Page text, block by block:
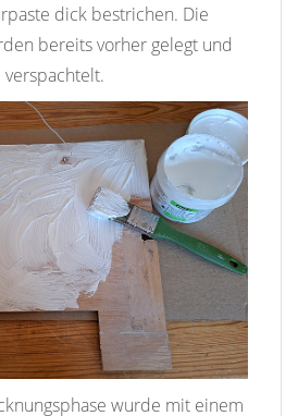
dick bestrichen. Die
bereits vorher gelegt und
verspachtelt.
wurde mit einem